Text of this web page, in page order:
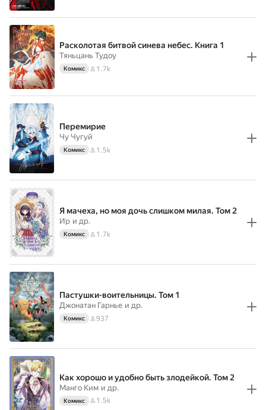
Расколотая битвой синева небес. Книга 1
Тяньцань Тудоу
Комикс 1.7k
Перемирие
Чу Чугуй
Комикс 1.5k
Я мачеха, но моя дочь слишком милая. Том 2
Ир и др.
Комикс 1.7k
Пастушки-воительницы. Том 1
Джонатан Гарнье и др.
Комикс 937
Как хорошо и удобно быть злодейкой. Том 2
Манго Ким и др.
Комикс 1.5k